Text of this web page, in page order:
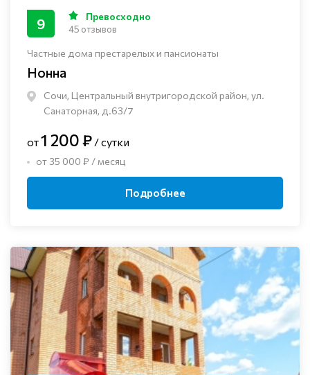
Частные дома престарелых и пансионаты
Нонна
Сочи, Центральный внутригородской район, ул.
Санаторная, д.63/7
9 Превосходно
45 отзывов
от1 200 ₽ / сутки
от 35 000 ₽ / месяц
Подробнее